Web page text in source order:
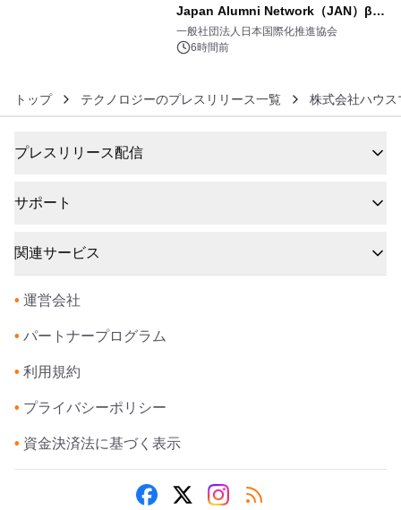
Japan Alumni Network（JAN）β版
をリリース
一般社団法人日本国際化推進協会
6時間前
トップ テクノロジーのプレスリリース一覧 株式会社ハウス
プレスリリース配信
サポート
関連サービス
• 運営会社
• パートナープログラム
• 利用規約
• プライバシーポリシー
• 資金決済法に基づく表示